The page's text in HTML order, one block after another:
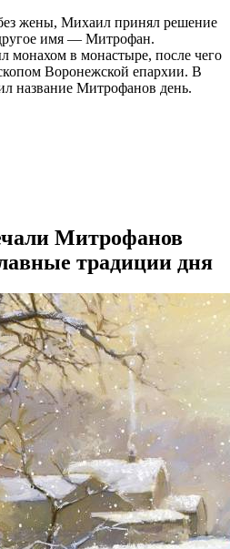
жены, Михаил принял решение
имя — Митрофан.
монахом в монастыре, после чего
Воронежской епархии. В
название Митрофанов день.
Митрофанов
традиции дня